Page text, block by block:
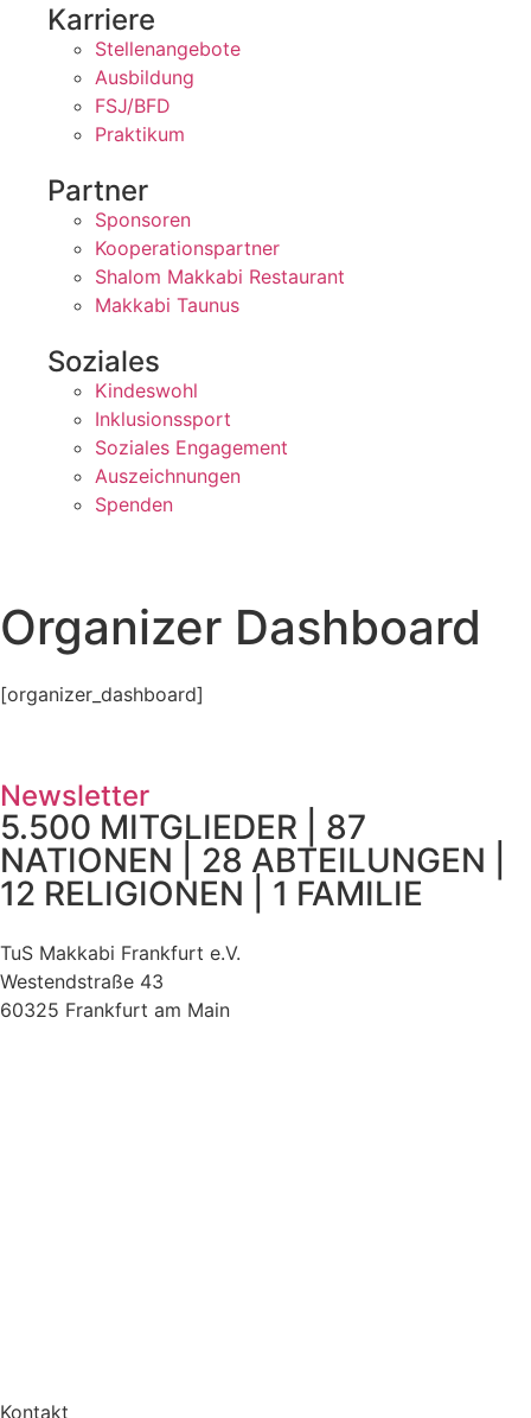
Karriere
Stellenangebote
Ausbildung
FSJ/BFD
Praktikum
Partner
Sponsoren
Kooperationspartner
Shalom Makkabi Restaurant
Makkabi Taunus
Soziales
Kindeswohl
Inklusionssport
Soziales Engagement
Auszeichnungen
Spenden
Organizer Dashboard
[organizer_dashboard]
Newsletter
5.500 MITGLIEDER | 87
NATIONEN | 28 ABTEILUNGEN |
12 RELIGIONEN | 1 FAMILIE
TuS Makkabi Frankfurt e.V.
Westendstraße 43
60325 Frankfurt am Main
Kontakt